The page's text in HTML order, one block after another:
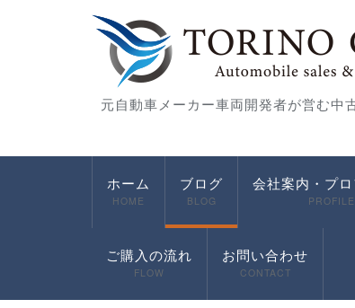
元自動車メーカー車両開発者が営む中
ホーム
HOME
ブログ
BLOG
会社案内・プ
PROFILE
ご購入の流れ
FLOW
お問い合わせ
CONTACT